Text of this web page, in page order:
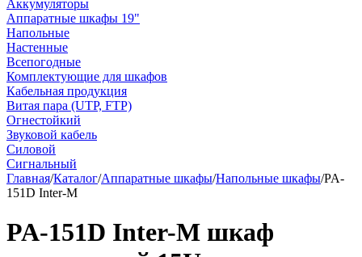
Аккумуляторы
Аппаратные шкафы 19"
Напольные
Настенные
Всепогодные
Комплектующие для шкафов
Кабельная продукция
Витая пара (UTP, FTP)
Огнестойкий
Звуковой кабель
Силовой
Сигнальный
Главная/Каталог/Аппаратные шкафы/Напольные шкафы/PA-
151D Inter-M
PA-151D Inter-M шкаф